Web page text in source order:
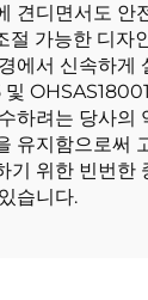
견디면서도 안
절 가능한 디자
에서 신속하게
하려는 당사의
유지함으로써
기 위한 빈번한
습니다.